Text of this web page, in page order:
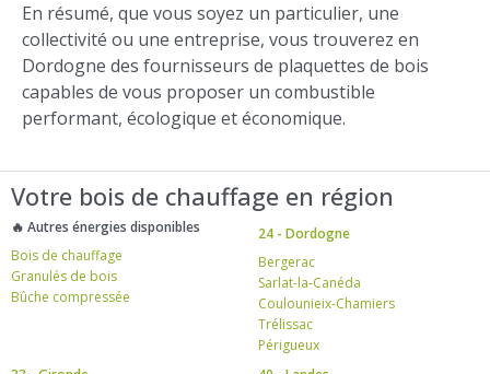
En résumé, que vous soyez un particulier, une
collectivité ou une entreprise, vous trouverez en
Dordogne des fournisseurs de plaquettes de bois
capables de vous proposer un combustible
performant, écologique et économique.
Votre bois de chauffage en région
🔥 Autres énergies disponibles
Bois de chauffage
Granulés de bois
Bûche compressée
24 - Dordogne
Bergerac
Sarlat-la-Canéda
Coulounieix-Chamiers
Trélissac
Périgueux